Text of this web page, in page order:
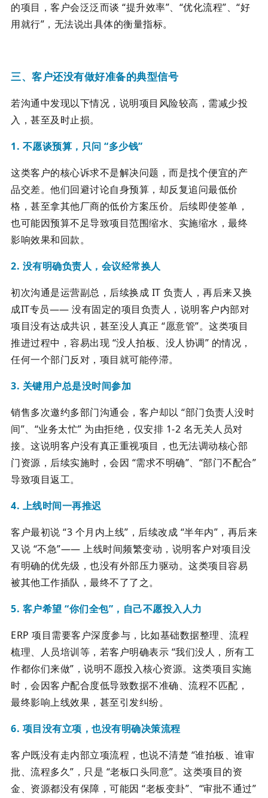
的项目，客户会泛泛而谈 “提升效率”、“优化流程”、“好
用就行”，无法说出具体的衡量指标。
三、客户还没有做好准备的典型信号
若沟通中发现以下情况，说明项目风险较高，需减少投
入，甚至及时止损。
1. 不愿谈预算，只问 “多少钱”
这类客户的核心诉求不是解决问题，而是找个便宜的产
品交差。他们回避讨论自身预算，却反复追问最低价
格，甚至拿其他厂商的低价方案压价。后续即使签单，
也可能因预算不足导致项目范围缩水、实施缩水，最终
影响效果和回款。
2. 没有明确负责人，会议经常换人
初次沟通是运营副总，后续换成 IT 负责人，再后来又换
成IT专员—— 没有固定的项目负责人，说明客户内部对
项目没有达成共识，甚至没人真正 “愿意管”。这类项目
推进过程中，容易出现 “没人拍板、没人协调” 的情况，
任何一个部门反对，项目就可能停滞。
3. 关键用户总是没时间参加
销售多次邀约多部门沟通会，客户却以 “部门负责人没时
间”、“业务太忙” 为由拒绝，仅安排 1-2 名无关人员对
接。这说明客户没有真正重视项目，也无法调动核心部
门资源，后续实施时，会因 “需求不明确”、“部门不配合”
导致项目返工。
4. 上线时间一再推迟
客户最初说 “3 个月内上线”，后续改成 “半年内”，再后来
又说 “不急”—— 上线时间频繁变动，说明客户对项目没
有明确的优先级，也没有外部压力驱动。这类项目容易
被其他工作插队，最终不了了之。
5. 客户希望 “你们全包”，自己不愿投入人力
ERP 项目需要客户深度参与，比如基础数据整理、流程
梳理、人员培训等，若客户明确表示 “我们没人，所有工
作都你们来做”，说明不愿投入核心资源。这类项目实施
时，会因客户配合度低导致数据不准确、流程不匹配，
最终影响上线效果，甚至引发纠纷。
6. 项目没有立项，也没有明确决策流程
客户既没有走内部立项流程，也说不清楚 “谁拍板、谁审
批、流程多久”，只是 “老板口头同意”。这类项目的资
金、资源都没有保障，可能因 “老板变卦”、“审批不通过”